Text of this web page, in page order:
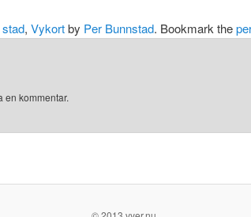
, Vykortby Per Bunnstad. Bookmark the
en kommentar.